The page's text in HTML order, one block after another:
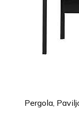
Pergola,